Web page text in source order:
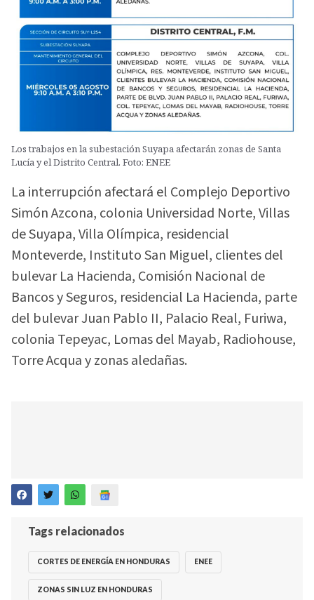
Los trabajos en la subestación Suyapa afectarán zonas de Santa
Lucía y el Distrito Central. Foto: ENEE
La interrupción afectará el Complejo Deportivo
Simón Azcona, colonia Universidad Norte, Villas
de Suyapa, Villa Olímpica, residencial
Monteverde, Instituto San Miguel, clientes del
bulevar La Hacienda, Comisión Nacional de
Bancos y Seguros, residencial La Hacienda, parte
del bulevar Juan Pablo II, Palacio Real, Furiwa,
colonia Tepeyac, Lomas del Mayab, Radiohouse,
Torre Acqua y zonas aledañas.
Tags relacionados
CORTES DE ENERGÍA EN HONDURAS ENEE
ZONAS SIN LUZ EN HONDURAS